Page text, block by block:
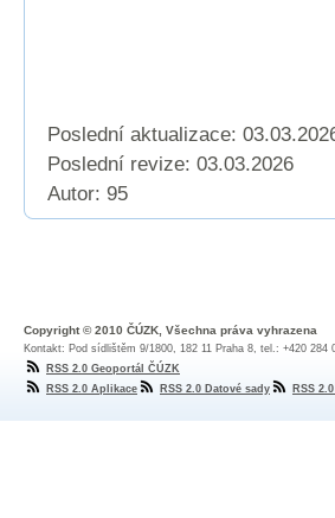
Poslední aktualizace:
Poslední revize: 03.03.2026
Autor: 95
Copyright © 2010 ČÚZK, Všechna práva vyhrazena
Kontakt: Pod sídlištěm 9/1800, 182 11 Praha 8, tel.: +420 284
RSS 2.0 Geoportál ČÚZK
RSS 2.0 Aplikace
RSS 2.0 Datové sady RSS